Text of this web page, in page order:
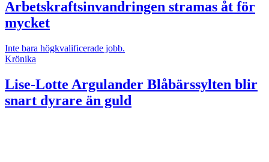
Arbetskraftsinvandringen stramas åt för
mycket
Inte bara högkvalificerade jobb.
Krönika
Lise-Lotte Argulander Blåbärssylten blir
snart dyrare än guld